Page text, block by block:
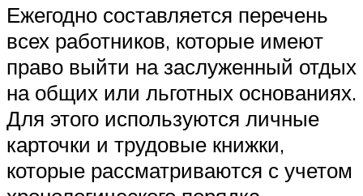
Ежегодно составляется перечень
всех работников, которые имеют
право выйти на заслуженный отдых
на общих или льготных основаниях.
Для этого используются личные
карточки и трудовые книжки,
которые рассматриваются с учетом